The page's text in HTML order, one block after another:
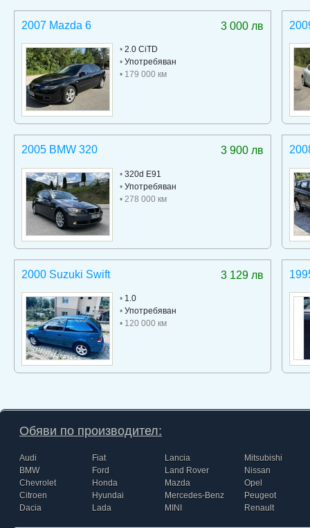
3 000 лв
2007 Mazda 6
• 2.0 CiTD
• Употребяван
• 179 000 км
3 900 лв
2005 BMW 320
• 320d E91
• Употребяван
• 278 000 км
3 129 лв
2000 Suzuki Swift
• 1.0
• Употребяван
• 120 000 км
Обяви по производител:
Audi
BMW
Chevrolet
Citroen
Dacia
Fiat
Ford
Honda
Hyundai
Lada
Lancia
Land Rover
Mazda
Mercedes-Benz
MINI
Mitsubishi
Nissan
Opel
Peugeot
Renault